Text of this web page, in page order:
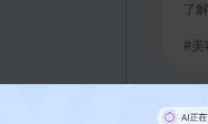
了
#美
产